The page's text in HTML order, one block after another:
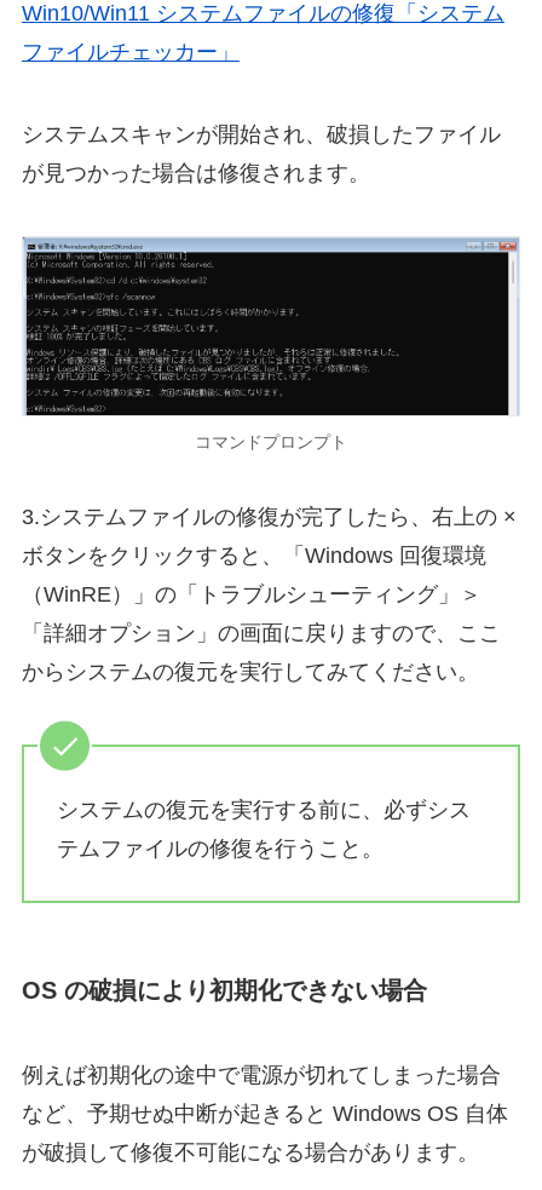
Win10/Win11 システムファイルの修復「システム
ファイルチェッカー」
システムスキャンが開始され、破損したファイル
が見つかった場合は修復されます。
コマンドプロンプト
3.システムファイルの修復が完了したら、右上の ×
ボタンをクリックすると、「Windows 回復環境
（WinRE）」の「トラブルシューティング」＞
「詳細オプション」の画面に戻りますので、ここ
からシステムの復元を実行してみてください。
システムの復元を実行する前に、必ずシス
テムファイルの修復を行うこと。
OS の破損により初期化できない場合
例えば初期化の途中で電源が切れてしまった場合
など、予期せぬ中断が起きると Windows OS 自体
が破損して修復不可能になる場合があります。